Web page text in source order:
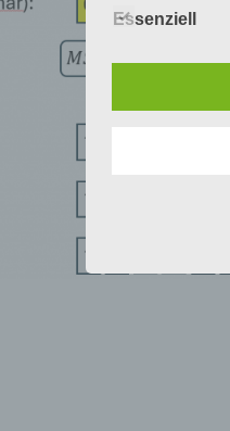
Person,
Verarbeitung
mit
Veränderung,
Essenziell